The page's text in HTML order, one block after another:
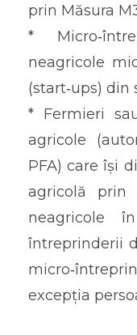
prin Măsura
*
neagricole
(start‐ups) din
* Fermieri
agricole
PFA) care își
agricolă prin
neagricole
întreprinderii
excepția